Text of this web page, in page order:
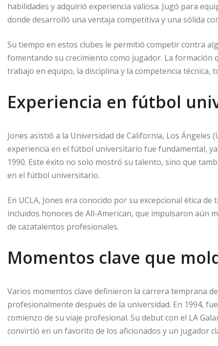
habilidades y adquirió experiencia valiosa. Jugó para
donde desarrolló una ventaja competitiva y una sólida
Su tiempo en estos clubes le permitió competir contra
fomentando su crecimiento como jugador. La
trabajo en equipo, la disciplina y la competencia
Experiencia en fútbol
Jones asistió a la Universidad de California, Los Ángeles
experiencia en el fútbol universitario fue fundamental,
1990. Este éxito no solo mostró su talento, sino que
en el fútbol universitario.
En UCLA, Jones era conocido por su excepcional ética
incluidos honores de All-American, que impulsaron aún
de cazatalentos profesionales.
Momentos clave que
Varios momentos clave definieron la carrera temprana
profesionalmente después de la universidad. En 1994,
comienzo de su viaje profesional. Su debut con el LA
convirtió en un favorito de los aficionados y un jugador